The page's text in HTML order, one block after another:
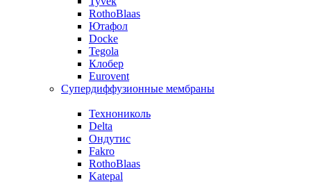
RothoBlaas
Ютафол
Docke
Tegola
Клобер
Eurovent
Супердиффузионные мембраны
Технониколь
Delta
Ондутис
Fakro
RothoBlaas
Katepal